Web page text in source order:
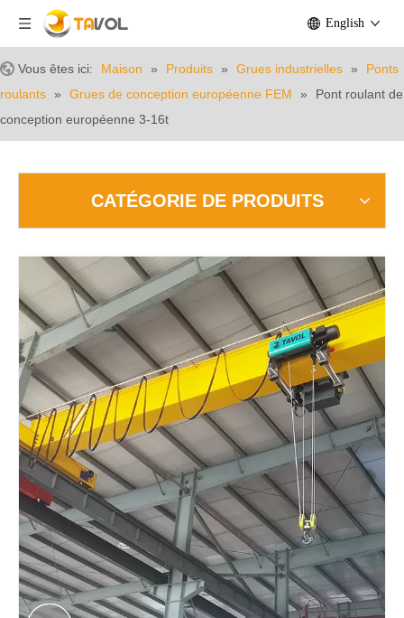
English
Vous êtes ici: Maison » Produits » Grues industrielles »
Ponts
roulants » Grues de conception européenne FEM »
Pont roulant de
conception européenne 3-16t
CATÉGORIE DE PRODUITS